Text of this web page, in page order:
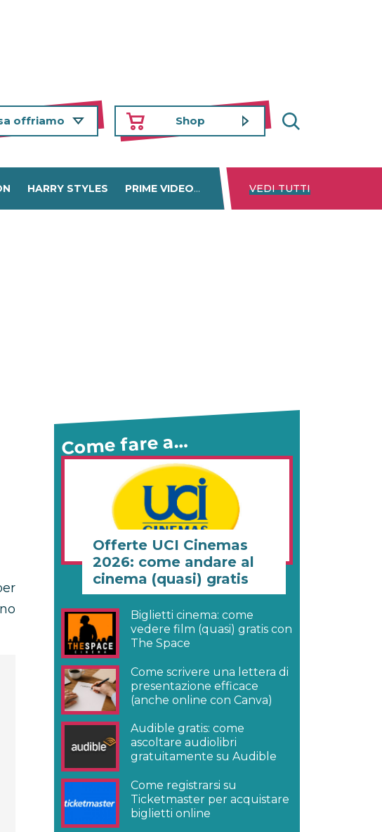
offriamo Shop
HARRY STYLES PRIME VIDEO DISNEY+ NETFLIX
VEDI TUTTI
Come fare a…
Offerte UCI Cinemas
2026: come andare al
cinema (quasi) gratis
Biglietti cinema: come
vedere film (quasi) gratis con
The Space
Come scrivere una lettera di
presentazione efficace
(anche online con Canva)
Audible gratis: come
ascoltare audiolibri
gratuitamente su Audible
Come registrarsi su
Ticketmaster per acquistare
biglietti online